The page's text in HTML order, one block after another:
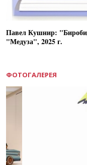
Павел Кушнир:
"Медуза", 2025 г.
ФОТОГАЛЕРЕЯ